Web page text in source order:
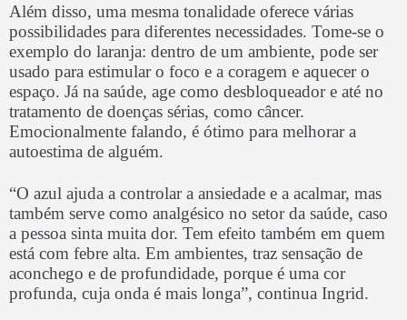
Além disso, uma mesma tonalidade oferece várias
possibilidades para diferentes necessidades. Tome-se o
exemplo do laranja: dentro de um ambiente, pode ser
usado para estimular o foco e a coragem e aquecer o
espaço. Já na saúde, age como desbloqueador e até no
tratamento de doenças sérias, como câncer.
Emocionalmente falando, é ótimo para melhorar a
autoestima de alguém.
“O azul ajuda a controlar a ansiedade e a acalmar, mas
também serve como analgésico no setor da saúde, caso
a pessoa sinta muita dor. Tem efeito também em quem
está com febre alta. Em ambientes, traz sensação de
aconchego e de profundidade, porque é uma cor
profunda, cuja onda é mais longa”, continua Ingrid.